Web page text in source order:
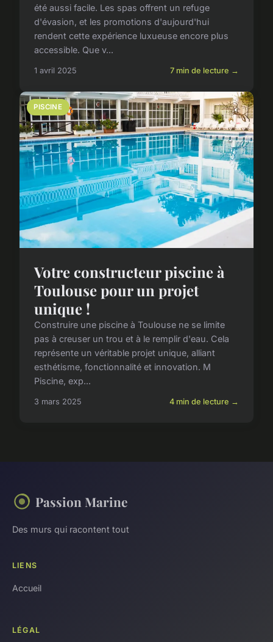
été aussi facile. Les spas offrent un refuge
d'évasion, et les promotions d'aujourd'hui
rendent cette expérience luxueuse encore plus
accessible. Que v...
1 avril 2025 7 min de lecture →
PISCINE
Votre constructeur piscine à
Toulouse pour un projet
unique !
Construire une piscine à Toulouse ne se limite
pas à creuser un trou et à le remplir d'eau. Cela
représente un véritable projet unique, alliant
esthétisme, fonctionnalité et innovation. M
Piscine, exp...
3 mars 2025 4 min de lecture →
Passion Marine
Des murs qui racontent tout
LIENS
Accueil
LÉGAL